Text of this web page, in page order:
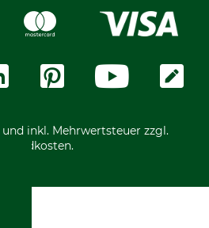
und inkl. Mehrwertsteuer zzgl.